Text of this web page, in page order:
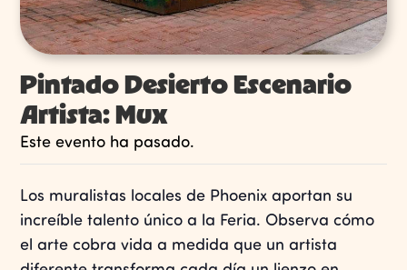
Pintado Desierto Escenario
Artista: Mux
Este evento ha pasado.
Los muralistas locales de Phoenix aportan su
increíble talento único a la Feria. Observa cómo
el arte cobra vida a medida que un artista